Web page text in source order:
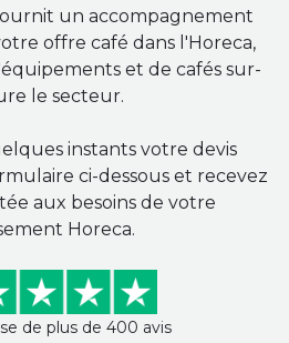
un accompagnement
offre café dans l'Horeca,
et de cafés sur-
le secteur.
instants votre devis
ci-dessous et recevez
aux besoins de votre
Horeca.
de plus de 400 avis